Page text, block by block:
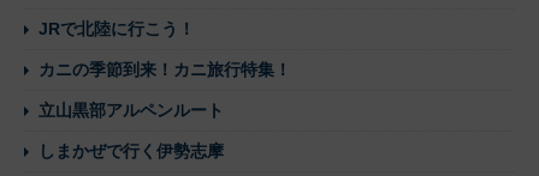
JRで北陸に行こう！
カニの季節到来！カニ旅行特集！
立山黒部アルペンルート
しまかぜで行く伊勢志摩